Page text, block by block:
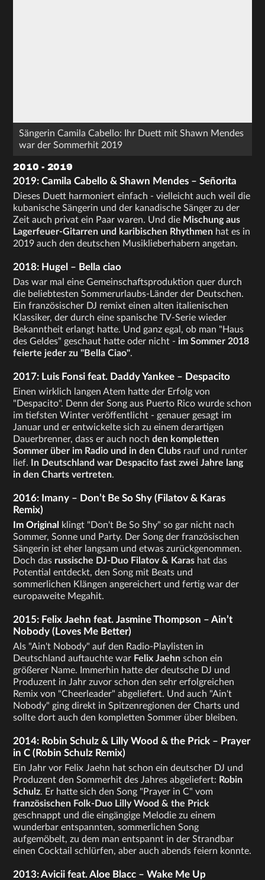
Sängerin Camila Cabello: Ihr Duett mit Shawn Mendes
war der Sommerhit 2019
2010 - 2019
2019: Camila Cabello & Shawn Mendes – Señorita
Dieses Duett harmoniert einfach - vielleicht auch weil die
kubanische Sängerin und der kanadische Sänger zu der
Zeit auch privat ein Paar waren. Und die Mischung aus
Lagerfeuer-Gitarren und karibischen Rhythmen hat es in
2019 auch den deutschen Musiklieberhabern angetan.
2018: Hugel – Bella ciao
Das war mal eine Gemeinschaftsproduktion quer durch
die beliebtesten Sommerurlaubs-Länder der Deutschen.
Ein französischer DJ remixt einen alten italienischen
Klassiker, der durch eine spanische TV-Serie wieder
Bekanntheit erlangt hatte. Und ganz egal, ob man "Haus
des Geldes" geschaut hatte oder nicht -im Sommer 2018
feierte jeder zu "Bella Ciao".
2017: Luis Fonsi feat. Daddy Yankee – Despacito
Einen wirklich langen Atem hatte der Erfolg von
"Despacito". Denn der Song aus Puerto Rico wurde schon
im tiefsten Winter veröffentlicht - genauer gesagt im
Januar und er entwickelte sich zu einem derartigen
Dauerbrenner, dass er auch nochden kompletten
Sommer über im Radio und in den Clubs rauf und runter
lief. In Deutschland war Despacito fast zwei Jahre lang
in den Charts vertreten.
2016: Imany – Don’t Be So Shy (Filatov & Karas
Remix)
Im Original klingt "Don't Be So Shy" so gar nicht nach
Sommer, Sonne und Party. Der Song der französischen
Sängerin ist eher langsam und etwas zurückgenommen.
Doch das russische DJ-Duo Filatov & Karas hat das
Potential entdeckt, den Song mit Beats und
sommerlichen Klängen angereichert und fertig war der
europaweite Megahit.
2015: Felix Jaehn feat. Jasmine Thompson – Ain’t
Nobody (Loves Me Better)
Als "Ain't Nobody" auf den Radio-Playlisten in
Deutschland auftauchte war Felix Jaehn schon ein
größerer Name. Immerhin hatte der deutsche DJ und
Produzent in Jahr zuvor schon den sehr erfolgreichen
Remix von "Cheerleader" abgeliefert. Und auch "Ain't
Nobody" ging direkt in Spitzenregionen der Charts und
sollte dort auch den kompletten Sommer über bleiben.
2014: Robin Schulz & Lilly Wood & the Prick – Prayer
in C (Robin Schulz Remix)
Ein Jahr vor Felix Jaehn hat schon ein deutscher DJ und
Produzent den Sommerhit des Jahres abgeliefert: Robin
Schulz. Er hatte sich den Song "Prayer in C" vom
französischen Folk-Duo Lilly Wood & the Prick
geschnappt und die eingängige Melodie zu einem
wunderbar entspannten, sommerlichen Song
aufgemöbelt, zu dem man entspannt in der Strandbar
einen Cocktail schlürfen, aber auch abends feiern konnte.
2013: Avicii feat. Aloe Blacc – Wake Me Up